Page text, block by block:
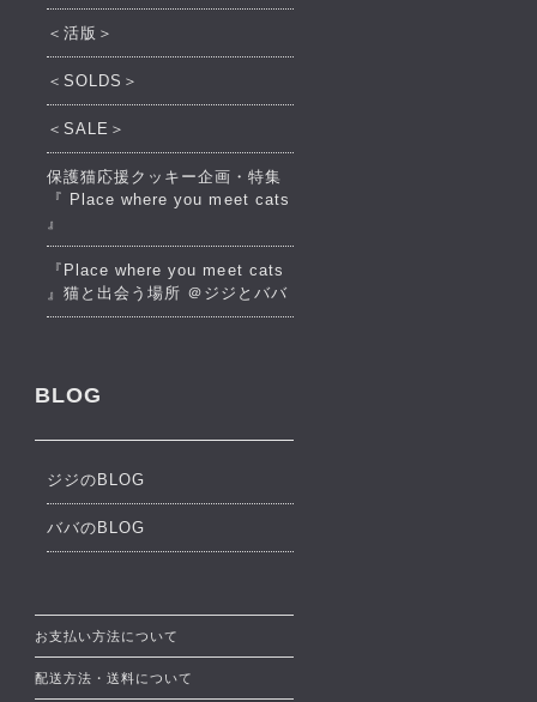
＜活版＞
＜SOLDS＞
＜SALE＞
保護猫応援クッキー企画・特集
『 Place where you meet cats
』
『Place where you meet cats
』猫と出会う場所 ＠ジジとババ
BLOG
ジジのBLOG
ババのBLOG
お支払い方法について
配送方法・送料について